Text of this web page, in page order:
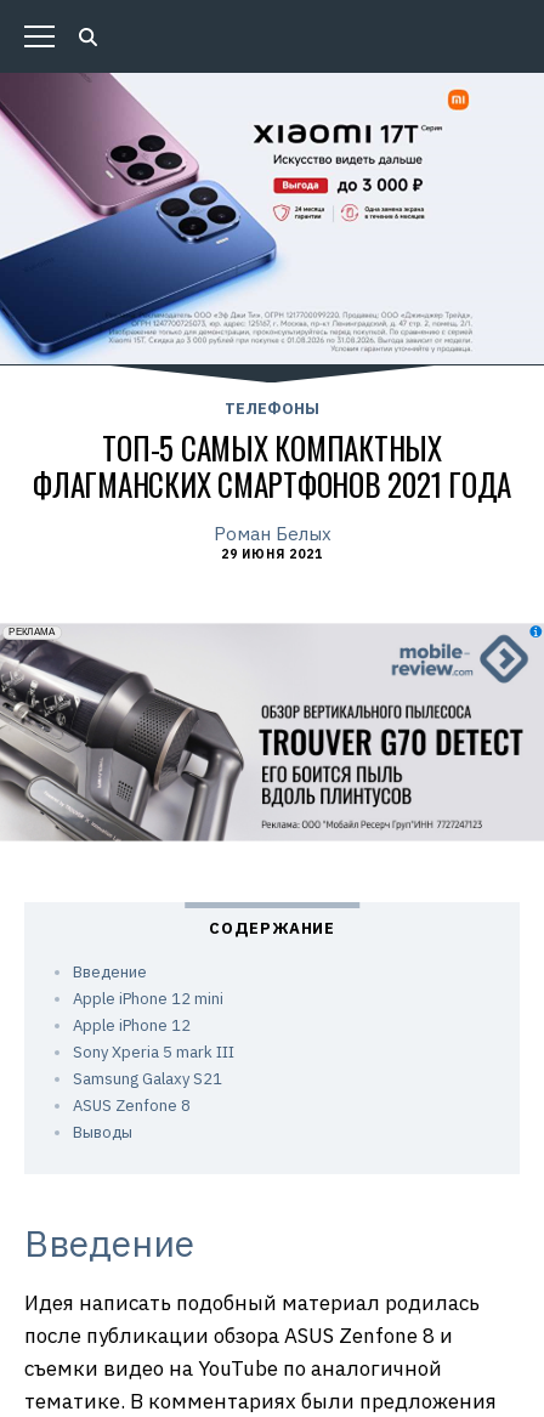
ТЕЛЕФОНЫ
ТОП-5 САМЫХ КОМПАКТНЫХ
ФЛАГМАНСКИХ СМАРТФОНОВ 2021 ГОДА
Роман Белых
29 ИЮНЯ 2021
erid: 2VfnxxmNzs5
РЕКЛАМА
Введение
Apple iPhone 12 mini
Apple iPhone 12
Sony Xperia 5 mark III
Samsung Galaxy S21
ASUS Zenfone 8
Выводы
Введение
Идея написать подобный материал родилась
после публикации обзора ASUS Zenfone 8 и
съемки видео на YouTube по аналогичной
тематике. В комментариях были предложения